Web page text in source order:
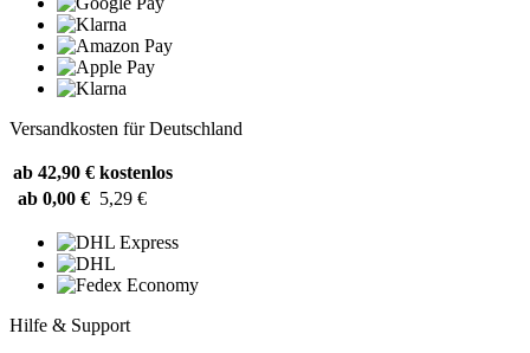
Versandkosten für Deutschland
ab 42,90 € kostenlos
ab 0,00 € 5,29 €
Hilfe & Support